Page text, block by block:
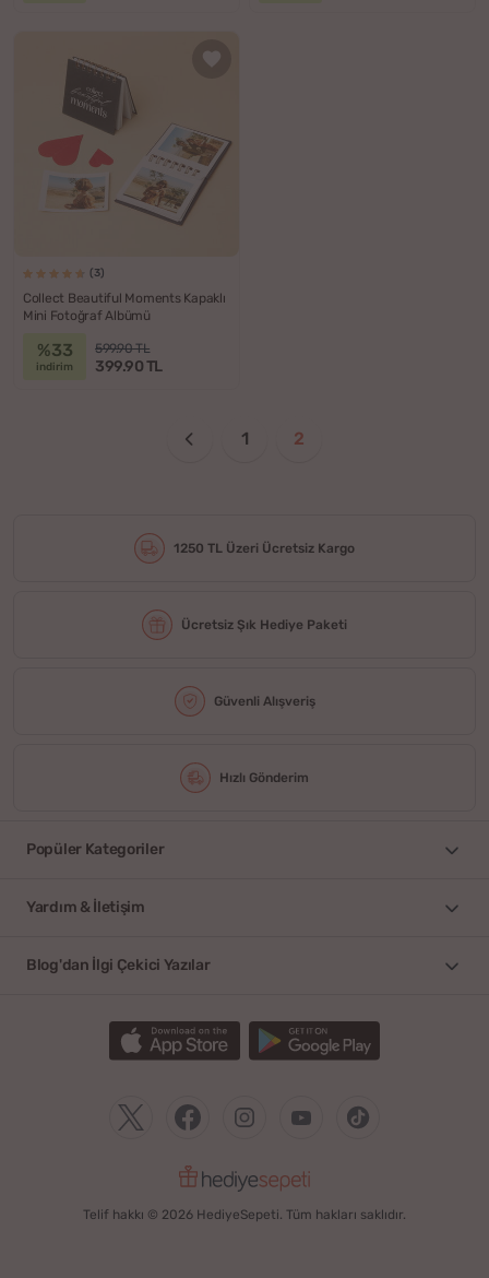
(3)
Collect Beautiful Moments Kapaklı
Mini Fotoğraf Albümü
%33
indirim
599.90 TL
399.90 TL
1 2
1250 TL Üzeri Ücretsiz Kargo
Ücretsiz Şık Hediye Paketi
Güvenli Alışveriş
Hızlı Gönderim
Popüler Kategoriler
Yardım & İletişim
Blog'dan İlgi Çekici Yazılar
Telif hakkı © 2026 HediyeSepeti. Tüm hakları saklıdır.